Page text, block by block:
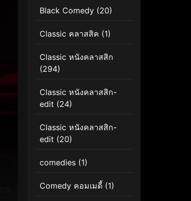
Black Comedy (20)
Classic คลาสสิค (1)
Classic หนังคลาสสิก
(294)
Classic หนังคลาสสิก-
edit (24)
Classic หนังคลาสสิก-
edit (20)
comedies (1)
Comedy คอมเมดี้ (1)